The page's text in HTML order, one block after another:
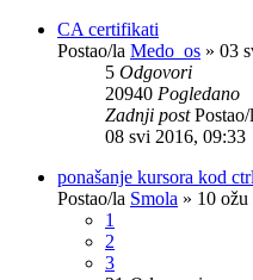
CA certifikati
Postao/la Medo_os » 03
5 Odgovori
20940 Pogledano
Zadnji postPostao/
08 svi 2016, 09:33
ponašanje kursora kod
Postao/la Smola » 10 ožu
1
2
3